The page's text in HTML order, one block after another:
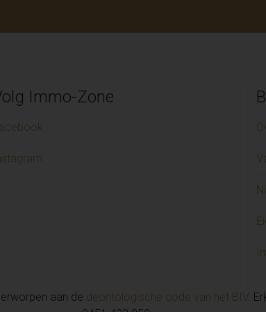
Immo-Zone
aan de deontologische code van het BIV.